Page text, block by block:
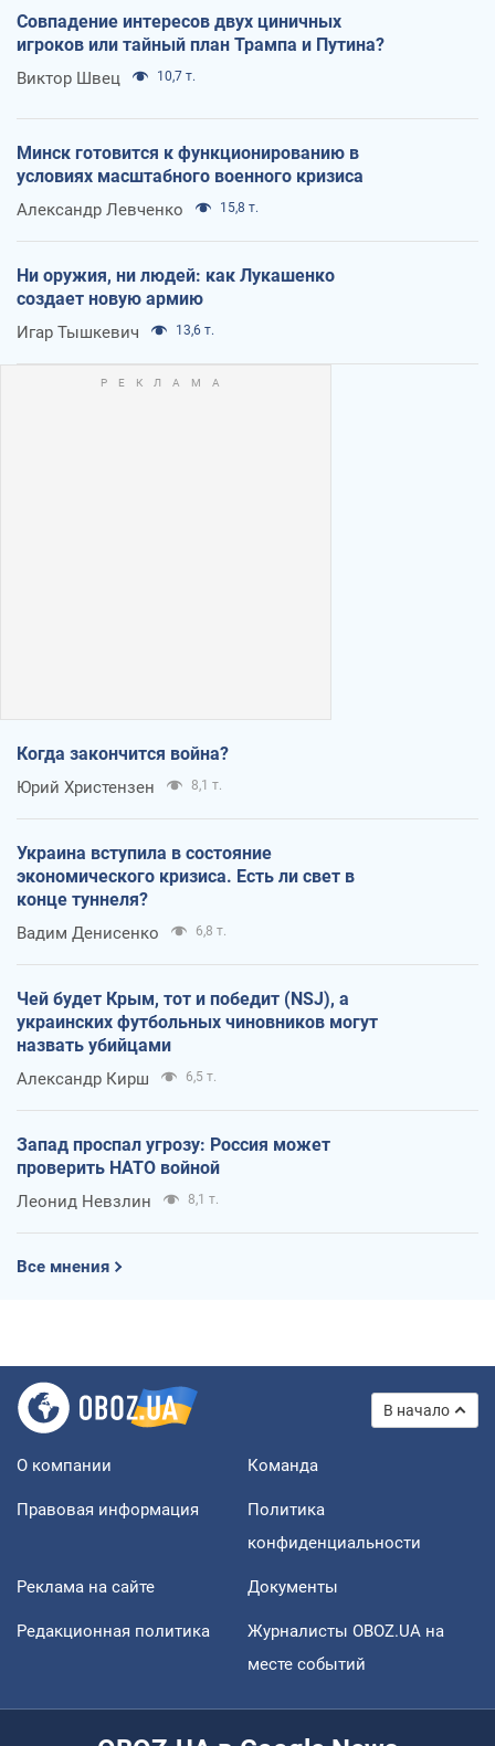
Совпадение интересов двух циничных
игроков или тайный план Трампа и Путина?
Виктор Швец 10,7 т.
Минск готовится к функционированию в
условиях масштабного военного кризиса
Александр Левченко 15,8 т.
Ни оружия, ни людей: как Лукашенко
создает новую армию
Игар Тышкевич 13,6 т.
Когда закончится война?
Юрий Христензен 8,1 т.
Украина вступила в состояние
экономического кризиса. Есть ли свет в
конце туннеля?
Вадим Денисенко 6,8 т.
Чей будет Крым, тот и победит (NSJ), а
украинских футбольных чиновников могут
назвать убийцами
Александр Кирш 6,5 т.
Запад проспал угрозу: Россия может
проверить НАТО войной
Леонид Невзлин 8,1 т.
Все мнения
В начало
О компании Команда
Правовая информация
Политика
конфиденциальности
Реклама на сайте Документы
Редакционная политика
Журналисты OBOZ.UA на
месте событий